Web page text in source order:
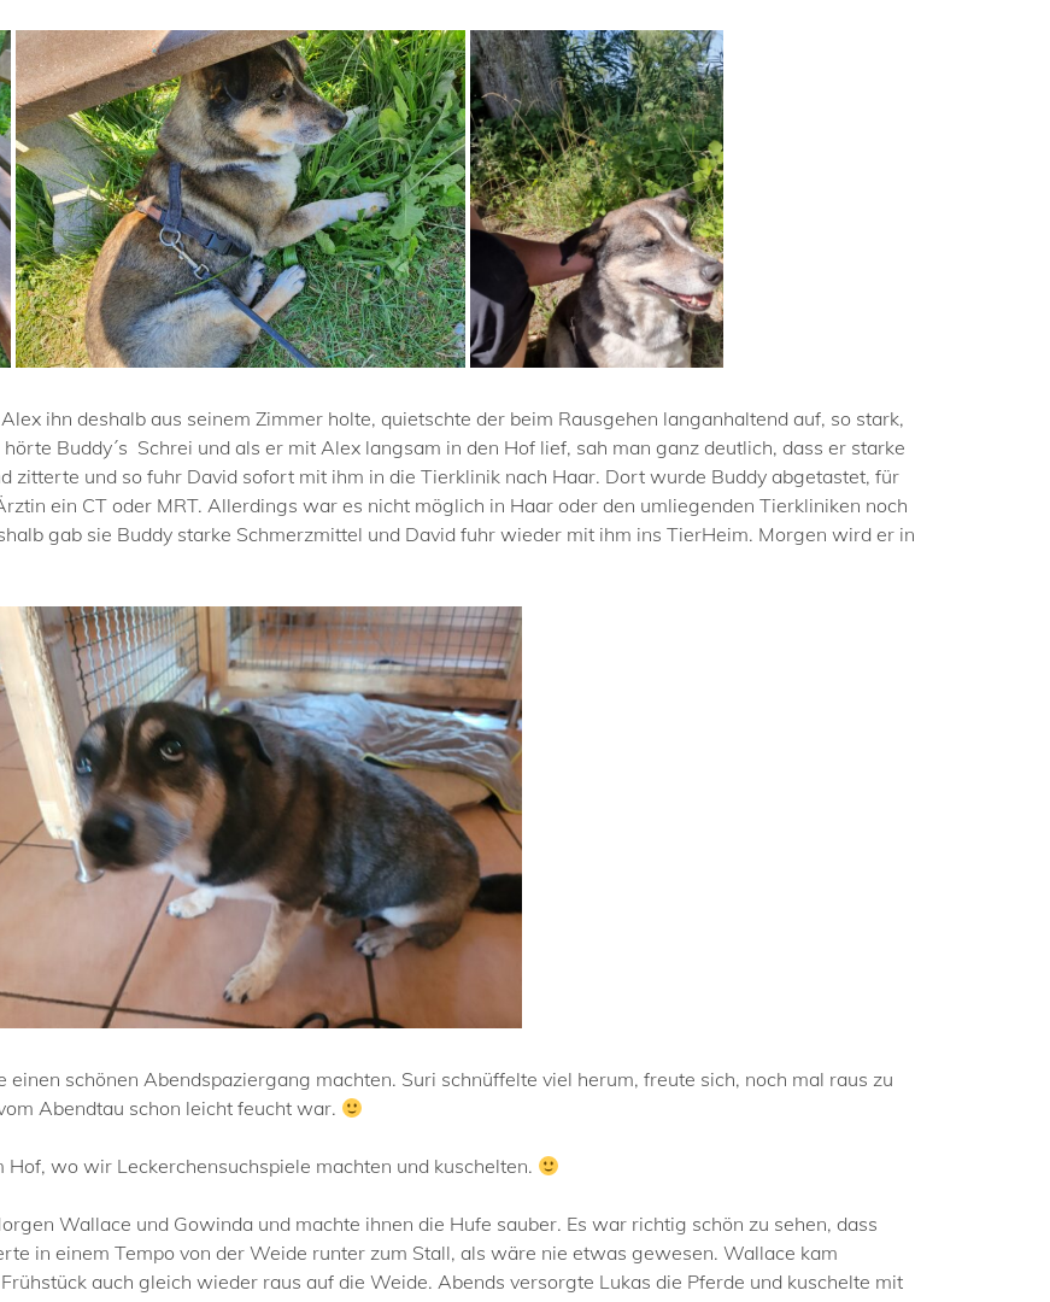
ihn deshalb aus seinem Zimmer holte, quietschte der beim Rausgehen langanhaltend auf, so stark,
Buddy´s Schrei und als er mit Alex langsam in den Hof lief, sah man ganz deutlich, dass er starke
zitterte und so fuhr David sofort mit ihm in die Tierklinik nach Haar. Dort wurde Buddy abgetastet, für
ein CT oder MRT. Allerdings war es nicht möglich in Haar oder den umliegenden Tierkliniken noch
gab sie Buddy starke Schmerzmittel und David fuhr wieder mit ihm ins TierHeim. Morgen wird er in
schönen Abendspaziergang machten. Suri schnüffelte viel herum, freute sich, noch mal raus zu
Abendtau schon leicht feucht war.
wo wir Leckerchensuchspiele machten und kuschelten.
Wallace und Gowinda und machte ihnen die Hufe sauber. Es war richtig schön zu sehen, dass
in einem Tempo von der Weide runter zum Stall, als wäre nie etwas gewesen. Wallace kam
auch gleich wieder raus auf die Weide. Abends versorgte Lukas die Pferde und kuschelte mit